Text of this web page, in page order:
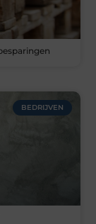
BEDRIJVEN